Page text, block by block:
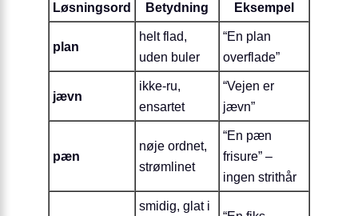
Løsningsord Betydning Eksempel
plan
helt flad,
uden buler
“En plan
overflade”
jævn
ikke-ru,
ensartet
“Vejen er
jævn”
pæn
nøje ordnet,
strømlinet
“En pæn
frisure” –
ingen strithår
smidig, glat i